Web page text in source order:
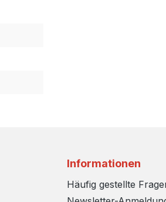
Informationen
Häufig gestellte